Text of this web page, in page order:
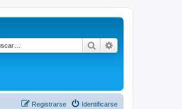
Buscar
Identificarse
Registrarse